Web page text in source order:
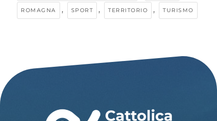
ROMAGNA , SPORT , TERRITORIO , TURISMO